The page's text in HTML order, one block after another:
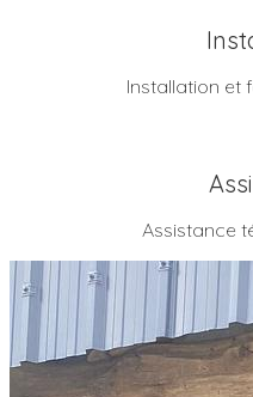
Installation et
Assistance